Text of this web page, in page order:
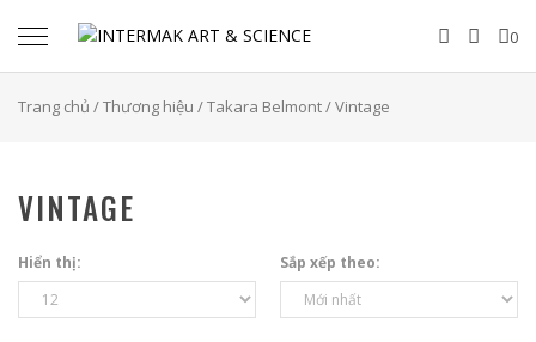
INTERMAK ART & SCIENCE
0
Trang chủ /Thương hiệu /Takara Belmont/ Vintage
VINTAGE
Sắp xếp theo:
Hiển thị: